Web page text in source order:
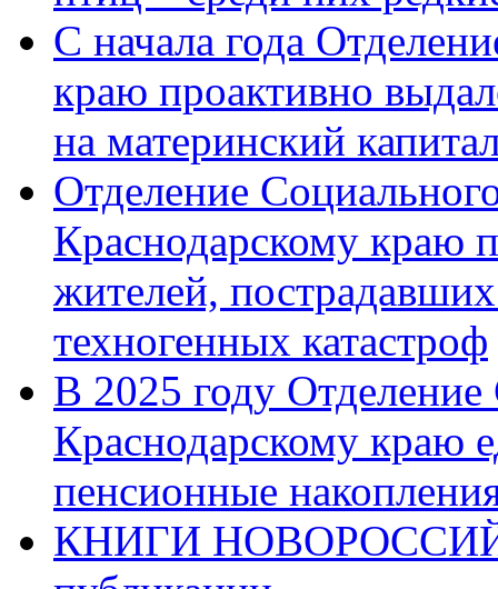
С начала года
краю проактивно
на материнский
Отделение
Краснодарскому краю
жителей,
техногенных катастроф
В 2025 году
Краснодарскому краю
пенсионные
КНИГИ